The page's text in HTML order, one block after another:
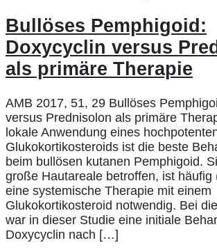
Bullöses Pemphigoid:
Doxycyclin versus
als primäre Therapie
AMB 2017, 51, 29 Bullöses
versus Prednisolon als primäre
lokale Anwendung eines
Glukokortikosteroids ist die beste
beim bullösen kutanen Pemphigoid.
große Hautareale betroffen, ist häufig
eine systemische Therapie mit einem
Glukokortikosteroid notwendig. Bei
war in dieser Studie eine initiale
Doxycyclin nach […]